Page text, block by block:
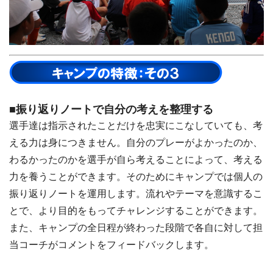
■振り返りノートで自分の考えを整理する
選手達は指示されたことだけを忠実にこなしていても、考
える力は身につきません。自分のプレーがよかったのか、
わるかったのかを選手が自ら考えることによって、考える
力を養うことができます。そのためにキャンプでは個人の
振り返りノートを運用します。流れやテーマを意識するこ
とで、より目的をもってチャレンジすることができます。
また、キャンプの全日程が終わった段階で各自に対して担
当コーチがコメントをフィードバックします。